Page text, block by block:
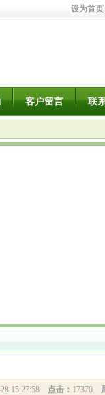
设为首页
客户留言 联
15:27:58 点击： 17370